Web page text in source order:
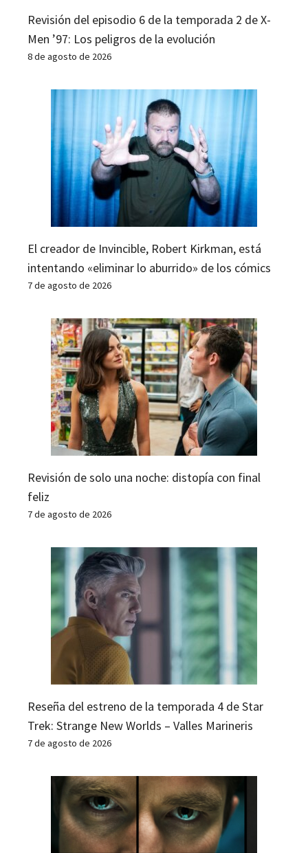
Revisión del episodio 6 de la temporada 2 de X-
Men ’97: Los peligros de la evolución
8 de agosto de 2026
El creador de Invincible, Robert Kirkman, está
intentando «eliminar lo aburrido» de los cómics
7 de agosto de 2026
Revisión de solo una noche: distopía con final
feliz
7 de agosto de 2026
Reseña del estreno de la temporada 4 de Star
Trek: Strange New Worlds – Valles Marineris
7 de agosto de 2026